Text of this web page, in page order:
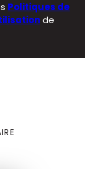
Politiques de
de